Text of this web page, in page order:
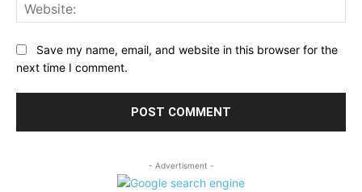
Save my name, email, and website in this browser for the
next time I comment.
- Advertisment -